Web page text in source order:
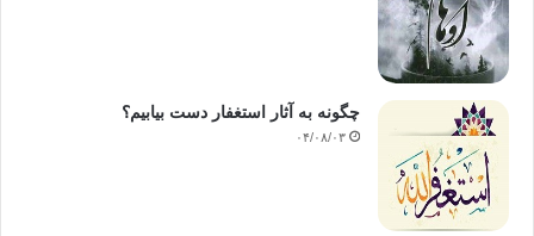
چگونه به آثار استغفار دست بیابیم؟
۰۴/۰۸/۰۳